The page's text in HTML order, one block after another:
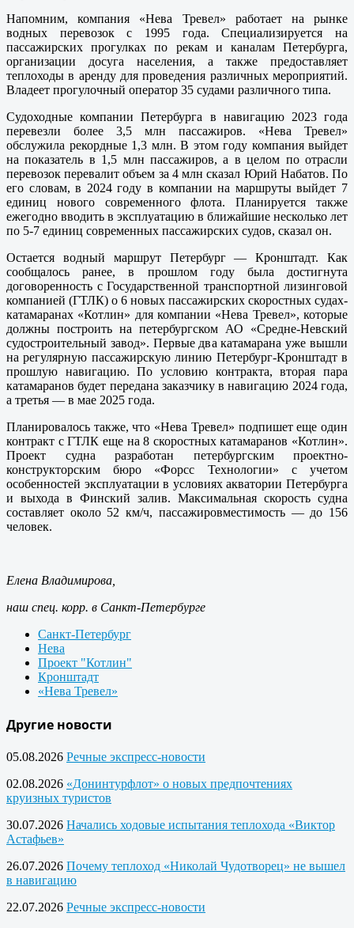
Напомним, компания «Нева Тревел» работает на рынке
водных перевозок с 1995 года. Специализируется на
пассажирских прогулках по рекам и каналам Петербурга,
организации досуга населения, а также предоставляет
теплоходы в аренду для проведения различных мероприятий.
Владеет прогулочный оператор 35 судами различного типа.
Судоходные компании Петербурга в навигацию 2023 года
перевезли более 3,5 млн пассажиров. «Нева Тревел»
обслужила рекордные 1,3 млн. В этом году компания выйдет
на показатель в 1,5 млн пассажиров, а в целом по отрасли
перевозок перевалит объем за 4 млн сказал Юрий Набатов. По
его словам, в 2024 году в компании на маршруты выйдет 7
единиц нового современного флота. Планируется также
ежегодно вводить в эксплуатацию в ближайшие несколько лет
по 5-7 единиц современных пассажирских судов, сказал он.
Остается водный маршрут Петербург — Кронштадт. Как
сообщалось ранее, в прошлом году была достигнута
договоренность с Государственной транспортной лизинговой
компанией (ГТЛК) о 6 новых пассажирских скоростных судах-
катамаранах «Котлин» для компании «Нева Тревел», которые
должны построить на петербургском АО «Средне-Невский
судостроительный завод». Первые два катамарана уже вышли
на регулярную пассажирскую линию Петербург-Кронштадт в
прошлую навигацию. По условию контракта, вторая пара
катамаранов будет передана заказчику в навигацию 2024 года,
а третья — в мае 2025 года.
Планировалось также, что «Нева Тревел» подпишет еще один
контракт с ГТЛК еще на 8 скоростных катамаранов «Котлин».
Проект судна разработан петербургским проектно-
конструкторским бюро «Форсс Технологии» с учетом
особенностей эксплуатации в условиях акватории Петербурга
и выхода в Финский залив. Максимальная скорость судна
составляет около 52 км/ч, пассажировместимость — до 156
человек.
Елена Владимирова,
наш спец. корр. в Санкт-Петербурге
Санкт-Петербург
Нева
Проект "Котлин"
Кронштадт
«Нева Тревел»
Другие новости
05.08.2026 Речные экспресс-новости
02.08.2026 «Донинтурфлот» о новых предпочтениях
круизных туристов
30.07.2026 Начались ходовые испытания теплохода «Виктор
Астафьев»
26.07.2026 Почему теплоход «Николай Чудотворец» не вышел
в навигацию
22.07.2026 Речные экспресс-новости